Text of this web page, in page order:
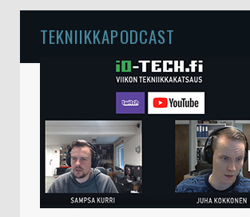
TEKNIIKKAPODCAST